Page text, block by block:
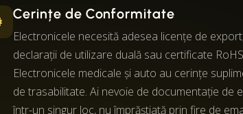
Cerințe de Conformitate
Electronicele necesită adesea licențe de
declarații de utilizare duală sau certificate
Electronicele medicale și auto au cerințe
de trasabilitate. Ai nevoie de documentație de
într-un singur loc, nu împrăștiată prin fire de